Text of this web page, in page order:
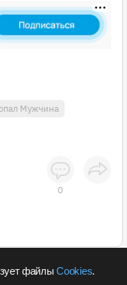
файлыCookies.
Мужчина
0